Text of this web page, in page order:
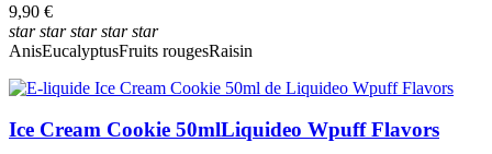
9,90 €
starstarstarstarstar
AnisEucalyptusFruits rougesRaisin
Ice Cream Cookie 50mlLiquideo Wpuff Flavors